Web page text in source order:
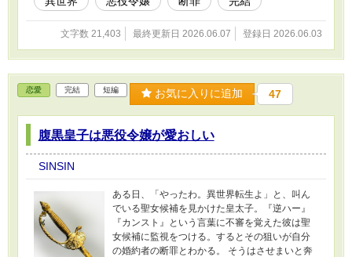
文字数 21,403 最終更新日 2026.06.07 登録日 2026.06.03
恋愛 完結 短編 お気に入りに追加 47
腹黒皇子は悪役令嬢が愛おしい
SINSIN
ある日、「やったわ。異世界転生よ」と、叫ん
でいる聖女候補を見かけた皇太子。『逆ハー』
『カンスト』という言葉に不審を覚えた彼は聖
女候補に監視をつける。するとその狙いが自分
の婚約者の断罪とわかる。 そうはさせまいと奔